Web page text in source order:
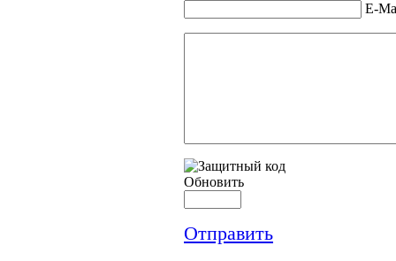
E-
Обновить
Отправить